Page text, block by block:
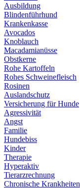
Ausbildung
Blindenführhund
Krankenkasse
Avocados
Knoblauch
Macadamianüsse
Obstkerne
Rohe Kartoffeln
Rohes Schweinefleisch
Rosinen
Auslandschutz
Versicherung für Hunde
Agressivität
Angst
Familie
Hundebiss
Kinder
Therapie
Hyperaktiv
Tierarzrechnung
Chronische Krankheiten